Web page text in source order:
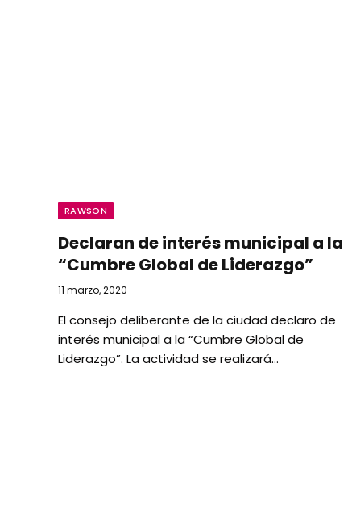
RAWSON
Declaran de interés municipal a la
“Cumbre Global de Liderazgo”
11 marzo, 2020
El consejo deliberante de la ciudad declaro de
interés municipal a la “Cumbre Global de
Liderazgo”. La actividad se realizará…